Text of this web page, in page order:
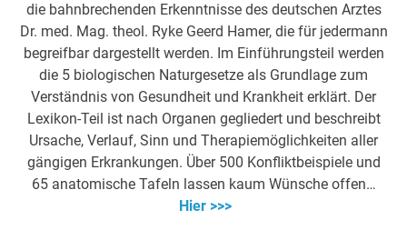
die bahnbrechenden Erkenntnisse des deutschen Arztes
Dr. med. Mag. theol. Ryke Geerd Hamer, die für jedermann
begreifbar dargestellt werden. Im Einführungsteil werden
die 5 biologischen Naturgesetze als Grundlage zum
Verständnis von Gesundheit und Krankheit erklärt. Der
Lexikon-Teil ist nach Organen gegliedert und beschreibt
Ursache, Verlauf, Sinn und Therapiemöglichkeiten aller
gängigen Erkrankungen. Über 500 Konfliktbeispiele und
65 anatomische Tafeln lassen kaum Wünsche offen…
Hier >>>